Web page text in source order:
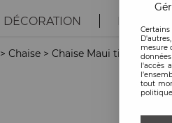
DÉCORATION
> Chaise > Chaise Maui tissu Trevira
mesure
l'accès
tout